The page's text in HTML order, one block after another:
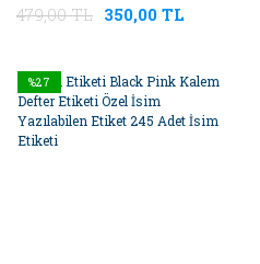
479,00 TL 350,00 TL
%27